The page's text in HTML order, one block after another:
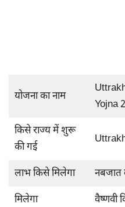
योजना का नाम
Yojna
किसे राज्य में शुरू
की गई
लाभ किसे मिलेगा नबजात
मिलेगा वैष्णवी